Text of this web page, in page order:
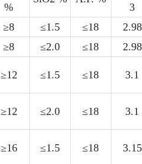
%
3
≥8 ≤1.5 ≤18
2.98
≥8 ≤2.0 ≤18
2.98
≥12 ≤1.5 ≤18 3.1
≥12 ≤2.0 ≤18 3.1
≥16 ≤1.5 ≤18 3.15